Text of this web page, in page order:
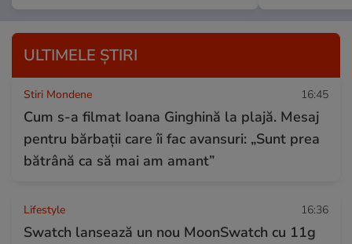
ULTIMELE ȘTIRI
Stiri Mondene 16:45
Cum s-a filmat Ioana Ginghină la plajă. Mesaj
pentru bărbații care îi fac avansuri: „Sunt prea
bătrână ca să mai am amant”
Lifestyle 16:36
Swatch lansează un nou MoonSwatch cu 11g